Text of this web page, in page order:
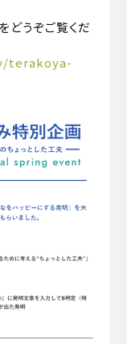
どうぞご覧くだ
terakoya-